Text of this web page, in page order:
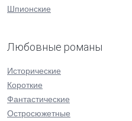
Шпионские
Любовные романы
Исторические
Короткие
Фантастические
Остросюжетные